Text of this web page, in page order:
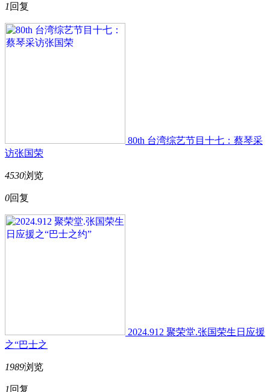
1 回复
80th 台湾综艺节目十七：蔡琴采
访张国荣
4530浏览
0回复
2024.912 聚荣堂.张国荣生日应援
之“巴士之
1989浏览
1 回复